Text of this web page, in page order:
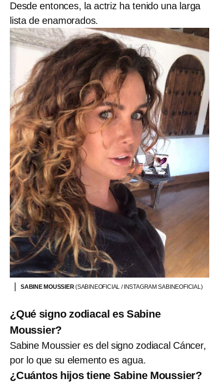
Desde entonces, la actriz ha tenido una larga
lista de enamorados.
SABINE MOUSSIER(SABINEOFICIAL / INSTAGRAM SABINEOFICIAL)
¿Qué signo zodiacal es Sabine
Moussier?
Sabine Moussier es del signo zodiacal Cáncer,
por lo que su elemento es agua.
¿Cuántos hijos tiene Sabine Moussier?